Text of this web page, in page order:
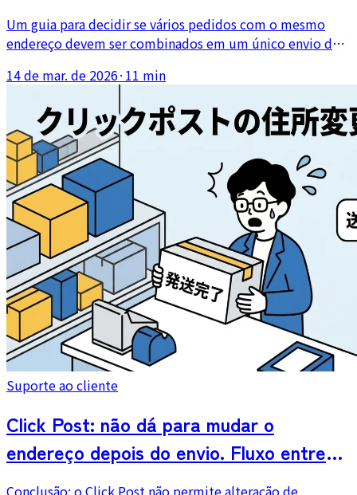
Um guia para decidir se vários pedidos com o mesmo
endereço devem ser combinados em um único envio do
práticas para limites de tamanho, gestão de rastreamento
14 de mar. de 2026· 11 min
Suporte ao cliente
Click Post: não dá para mudar o
endereço depois do envio. Fluxo entre
aguardar devolução, solicitação de